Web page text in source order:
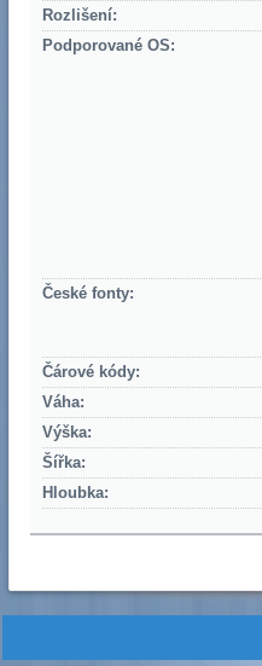
Rozlišení:
Podporované OS:
České fonty:
Čárové kódy:
Váha:
Výška:
Šířka:
Hloubka: